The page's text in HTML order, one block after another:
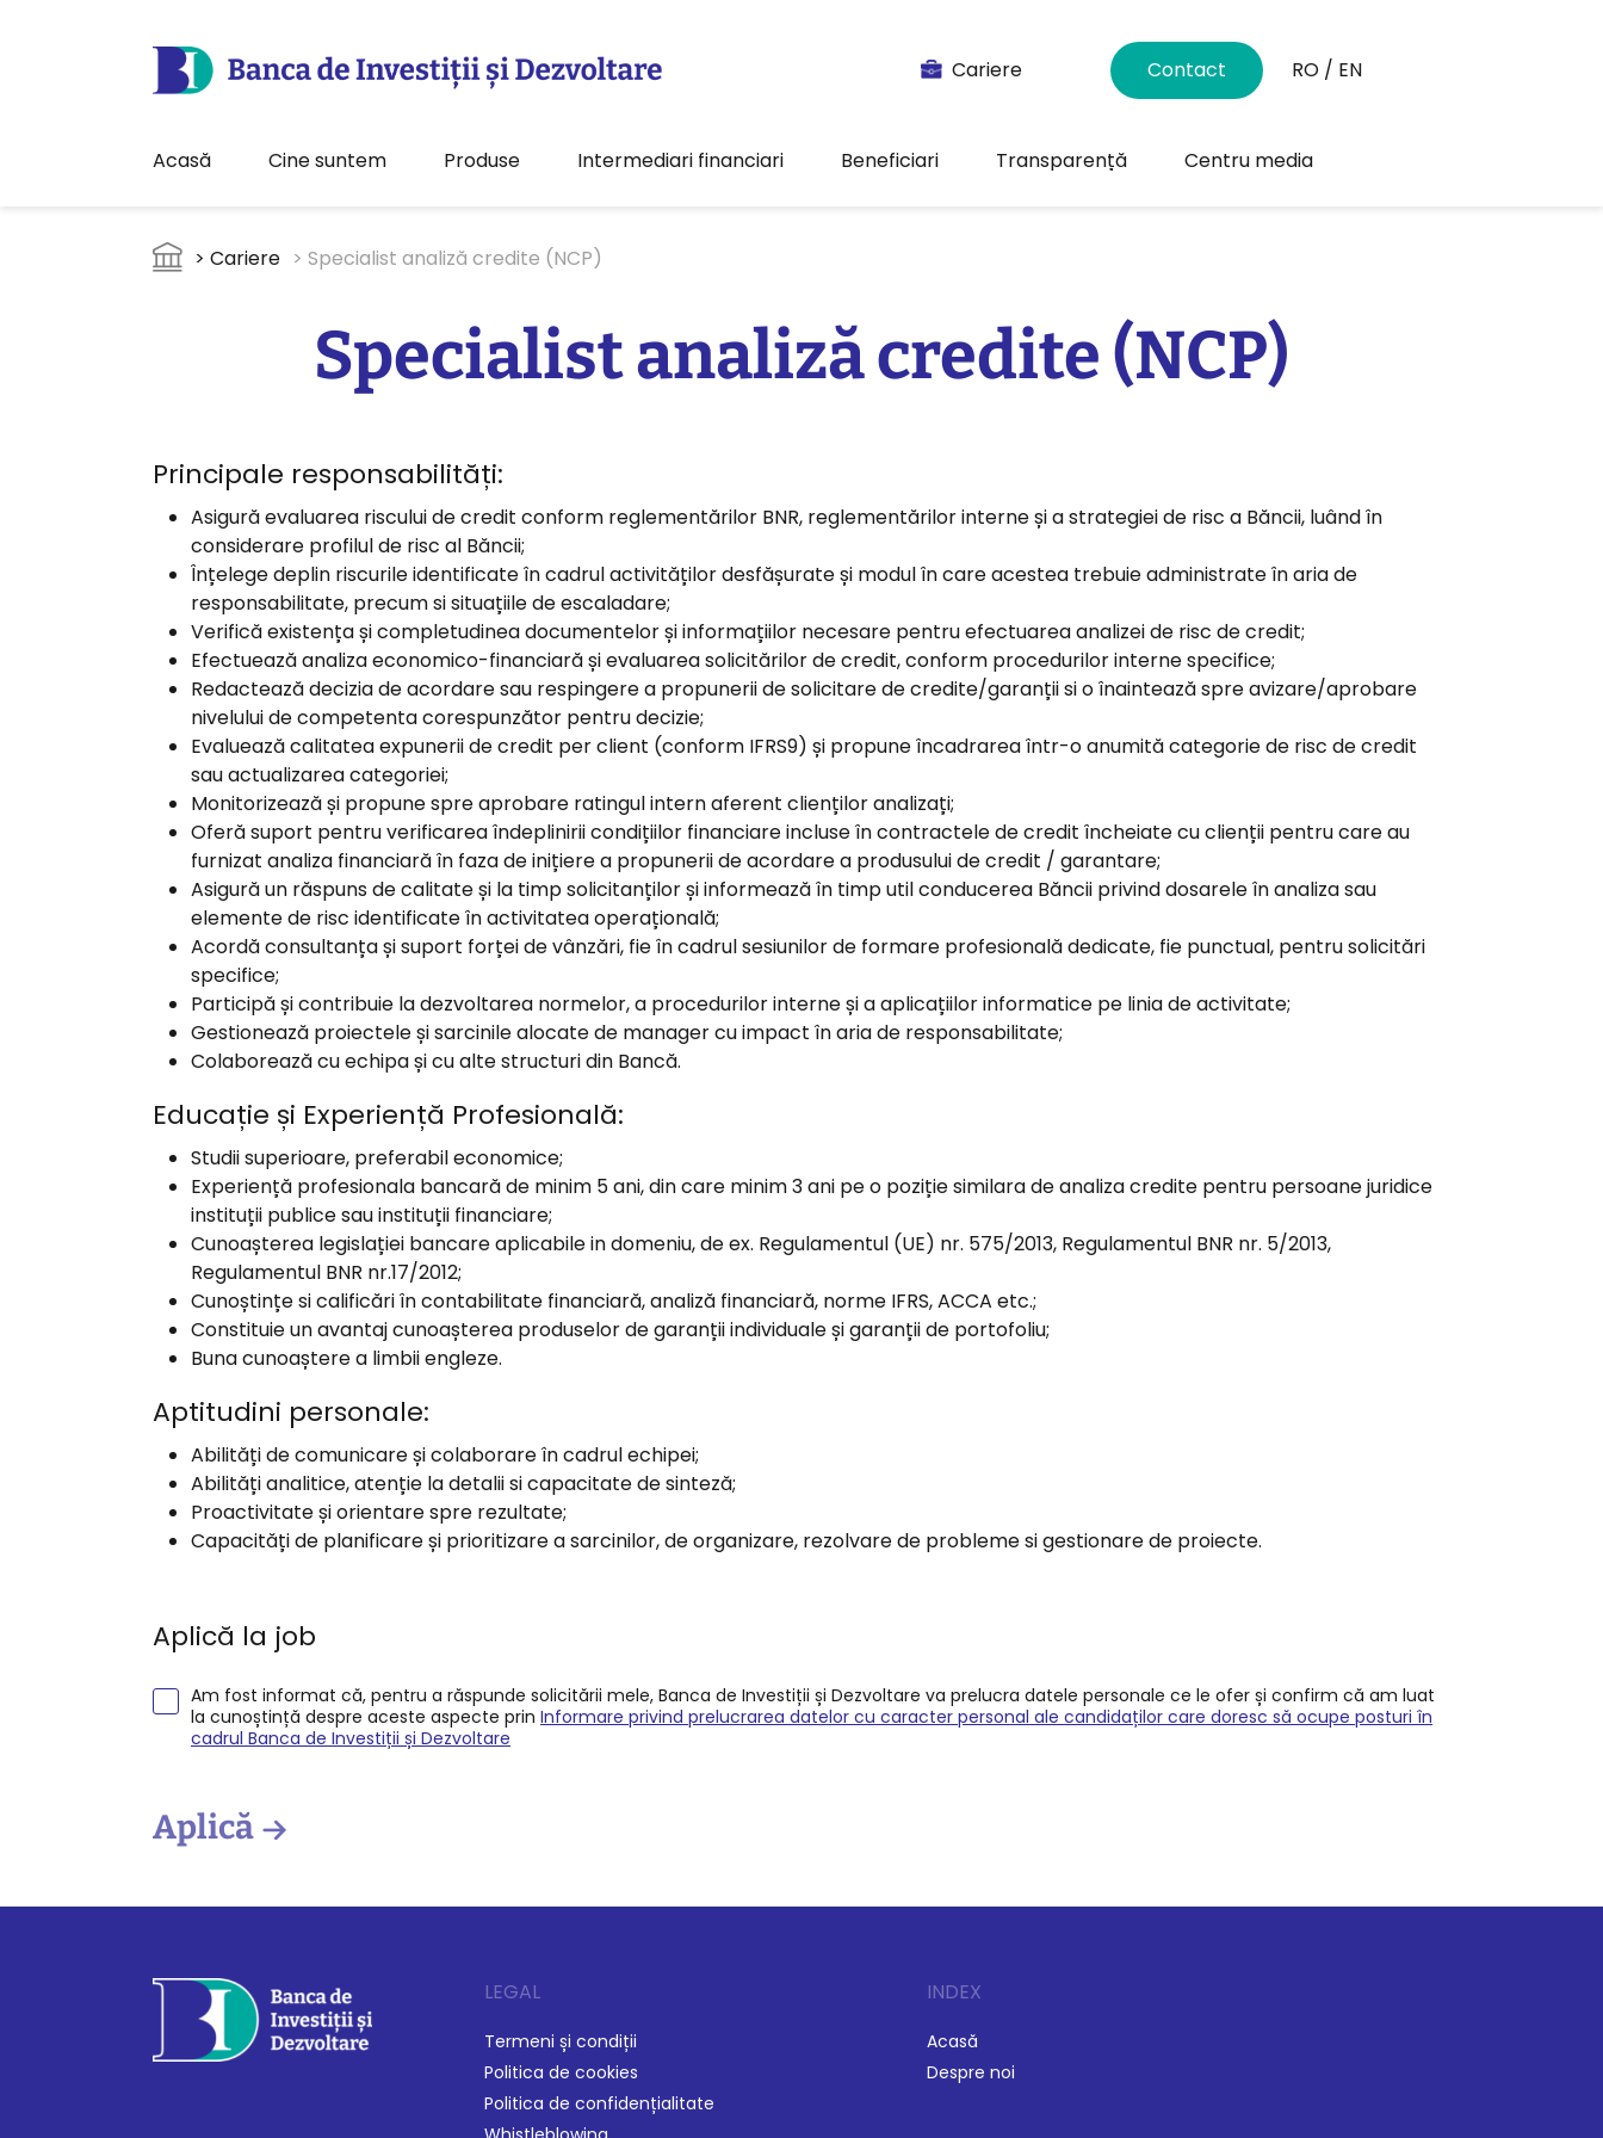
Cariere Contact RO / EN
Acasă Cine suntem Produse Intermediari financiari Beneficiari Transparență Centru media
Breadcrumb
> Cariere > Specialist analiză credite (NCP)
Specialist analiză credite (NCP)
Principale responsabilități:
Asigură evaluarea riscului de credit conform reglementărilor BNR, reglementărilor interne și a strategiei de risc a Băncii, luând în
considerare profilul de risc al Băncii;
Înțelege deplin riscurile identificate în cadrul activităților desfășurate și modul în care acestea trebuie administrate în aria de
responsabilitate, precum si situațiile de escaladare;
Verifică existența și completudinea documentelor și informațiilor necesare pentru efectuarea analizei de risc de credit;
Efectuează analiza economico-financiară și evaluarea solicitărilor de credit, conform procedurilor interne specifice;
Redactează decizia de acordare sau respingere a propunerii de solicitare de credite/garanții si o înaintează spre avizare/aprobare
nivelului de competenta corespunzător pentru decizie;
Evaluează calitatea expunerii de credit per client (conform IFRS9) și propune încadrarea într-o anumită categorie de risc de credit
sau actualizarea categoriei;
Monitorizează și propune spre aprobare ratingul intern aferent clienților analizați;
Oferă suport pentru verificarea îndeplinirii condițiilor financiare incluse în contractele de credit încheiate cu clienții pentru care au
furnizat analiza financiară în faza de inițiere a propunerii de acordare a produsului de credit / garantare;
Asigură un răspuns de calitate și la timp solicitanților și informează în timp util conducerea Băncii privind dosarele în analiza sau
elemente de risc identificate în activitatea operațională;
Acordă consultanța și suport forței de vânzări, fie în cadrul sesiunilor de formare profesională dedicate, fie punctual, pentru solicitări
specifice;
Participă și contribuie la dezvoltarea normelor, a procedurilor interne și a aplicațiilor informatice pe linia de activitate;
Gestionează proiectele și sarcinile alocate de manager cu impact în aria de responsabilitate;
Colaborează cu echipa și cu alte structuri din Bancă.
Educație și Experiență Profesională:
Studii superioare, preferabil economice;
Experiență profesionala bancară de minim 5 ani, din care minim 3 ani pe o poziție similara de analiza credite pentru persoane juridice
instituții publice sau instituții financiare;
Cunoașterea legislației bancare aplicabile in domeniu, de ex. Regulamentul (UE) nr. 575/2013, Regulamentul BNR nr. 5/2013,
Regulamentul BNR nr.17/2012;
Cunoștințe si calificări în contabilitate financiară, analiză financiară, norme IFRS, ACCA etc.;
Constituie un avantaj cunoașterea produselor de garanții individuale și garanții de portofoliu;
Buna cunoaștere a limbii engleze.
Aptitudini personale:
Abilități de comunicare și colaborare în cadrul echipei;
Abilități analitice, atenție la detalii si capacitate de sinteză;
Proactivitate și orientare spre rezultate;
Capacități de planificare și prioritizare a sarcinilor, de organizare, rezolvare de probleme si gestionare de proiecte.
Aplică la job
Am fost informat că, pentru a răspunde solicitării mele, Banca de Investiții și Dezvoltare va prelucra datele personale ce le ofer și confirm că am luat
la cunoștință despre aceste aspecte prin Informare privind prelucrarea datelor cu caracter personal ale candidaților care doresc să ocupe posturi în
cadrul Banca de Investiții și Dezvoltare
Aplică
LEGAL
Termeni și condiții
Politica de cookies
Politica de confidențialitate
INDEX
Acasă
Despre noi